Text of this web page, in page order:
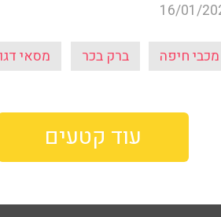
16/01/
מכבי חיפה ברק בכר מסאי דגו
עוד קטעים